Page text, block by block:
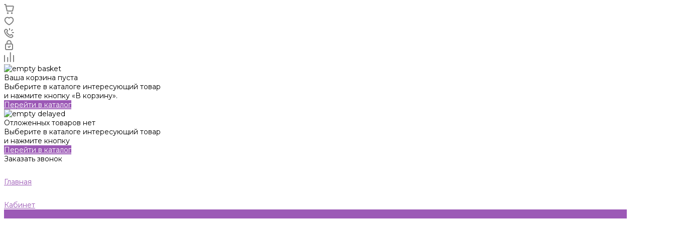
Ваша корзина пуста
Выберите в каталоге интересующий товар
и нажмите кнопку «В корзину».
Перейти в каталог
Отложенных товаров нет
Выберите в каталоге интересующий товар
и нажмите кнопку
Перейти в каталог
Заказать звонок
Главная
Кабинет